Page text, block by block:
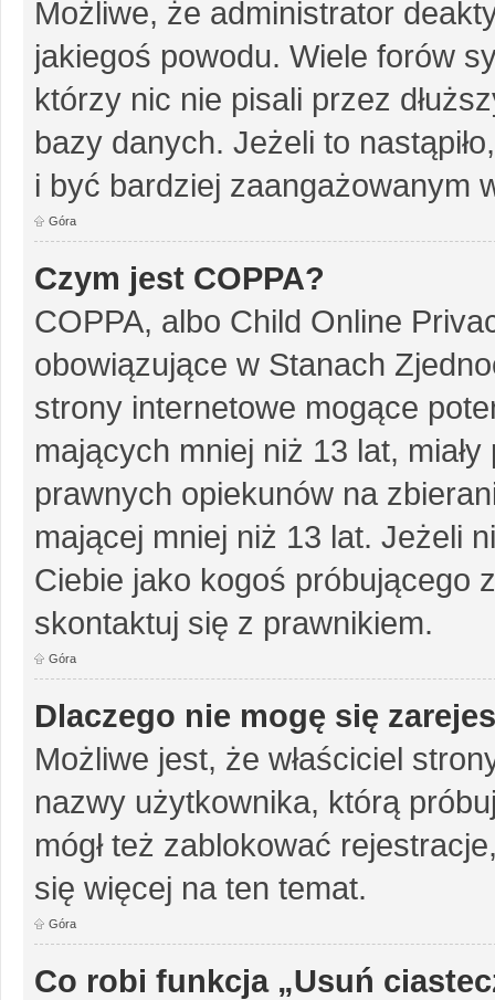
Możliwe, że administrator
jakiegoś powodu. Wiele forów
którzy nic nie pisali przez
bazy danych. Jeżeli to
i być bardziej zaangażowanym
Góra
Czym jest COPPA?
COPPA, albo Child Online
obowiązujące w Stanach
strony internetowe mogące
mających mniej niż 13 lat,
prawnych opiekunów na
mającej mniej niż 13 lat. Jeżeli
Ciebie jako kogoś próbującego
skontaktuj się z prawnikiem.
Góra
Dlaczego nie mogę się
Możliwe jest, że właściciel
nazwy użytkownika, którą
mógł też zablokować
się więcej na ten temat.
Góra
Co robi funkcja „Usuń